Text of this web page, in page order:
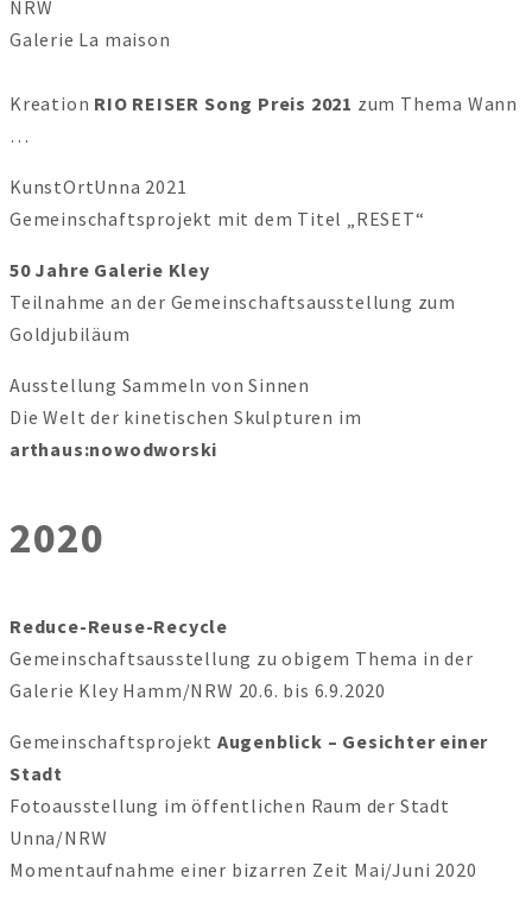
NRW
Galerie La maison
Kreation RIO REISER Song Preis 2021 zum Thema Wann
…
KunstOrtUnna 2021
Gemeinschaftsprojekt mit dem Titel „RESET“
50 Jahre Galerie Kley
Teilnahme an der Gemeinschaftsausstellung zum
Goldjubiläum
Ausstellung Sammeln von Sinnen
Die Welt der kinetischen Skulpturen im
arthaus:nowodworski
2020
Reduce-Reuse-Recycle
Gemeinschaftsausstellung zu obigem Thema in der
Galerie Kley Hamm/NRW 20.6. bis 6.9.2020
Gemeinschaftsprojekt Augenblick – Gesichter einer
Stadt
Fotoausstellung im öffentlichen Raum der Stadt
Unna/NRW
Momentaufnahme einer bizarren Zeit Mai/Juni 2020